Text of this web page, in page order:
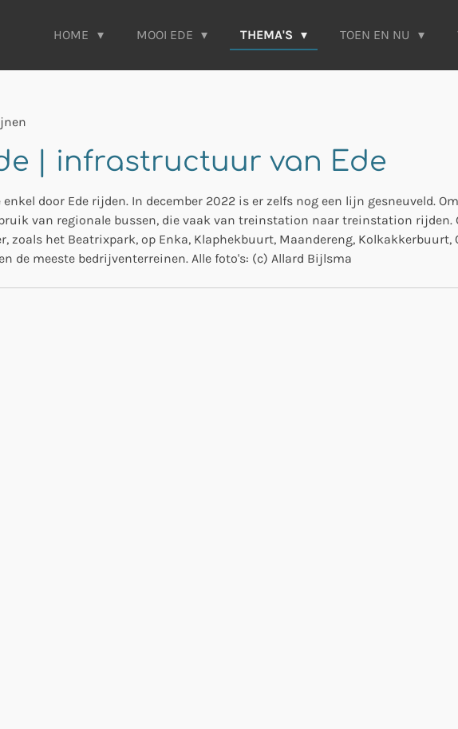
HOME MOOI EDE THEMA'S TOEN EN NU
| infrastructuur van Ede
door Ede rijden. In december 2022 is er zelfs nog een lijn gesneuveld.
van regionale bussen, die vaak van treinstation naar treinstation rijden.
zoals het Beatrixpark, op Enka, Klaphekbuurt, Maandereng, Kolkakkerbuurt,
de meeste bedrijventerreinen. Alle foto's: (c) Allard Bijlsma